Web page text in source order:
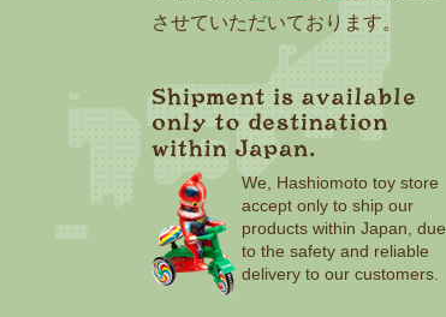
させていただいております。
We, Hashiomoto toy store
accept only to ship our
products within Japan, due
to the safety and reliable
delivery to our customers.